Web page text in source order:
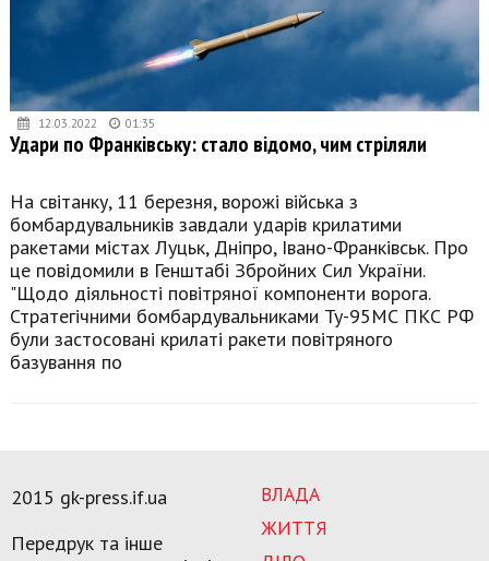
12.03.2022 01:35
Удари по Франківську: стало відомо, чим стріляли
На світанку, 11 березня, ворожі війська з
бомбардувальників завдали ударів крилатими
ракетами містах Луцьк, Дніпро, Івано-Франківськ. Про
це повідомили в Генштабі Збройних Сил України.
"Щодо діяльності повітряної компоненти ворога.
Стратегічними бомбардувальниками Ту-95МС ПКС РФ
були застосовані крилаті ракети повітряного
базування по
ВЛАДА
ЖИТТЯ
2015 gk-press.if.ua
Передрук та інше